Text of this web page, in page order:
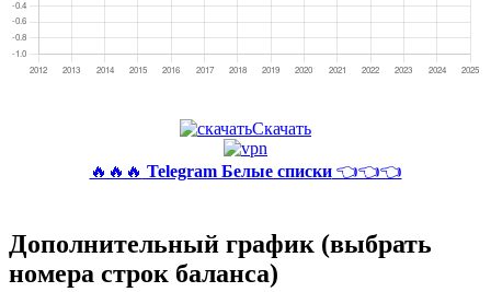
Скачать
🔥🔥🔥 Telegram Белые списки👈👈👈
Дополнительный график (выбрать
номера строк баланса)